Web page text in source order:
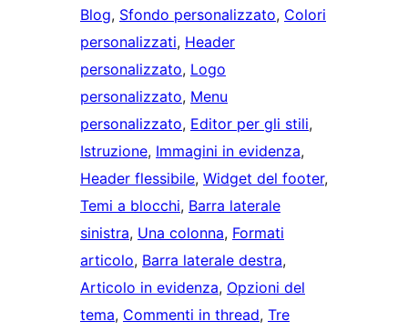
Blog, Sfondo personalizzato, Colori
personalizzati, Header
personalizzato, Logo
personalizzato, Menu
personalizzato, Editor per gli stili
Istruzione, Immagini in evidenza
Header flessibile, Widget del footer
Temi a blocchi, Barra laterale
sinistra, Una colonna, Formati
articolo, Barra laterale destra
Articolo in evidenza, Opzioni del
tema, Commenti in thread, Tre